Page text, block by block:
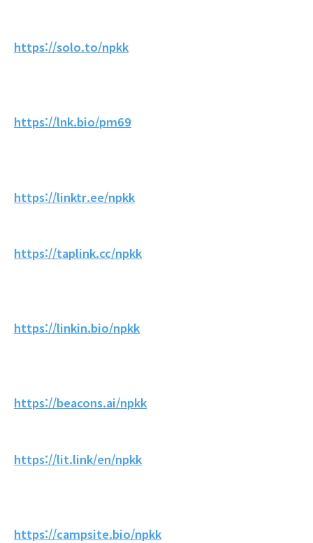
https://solo.to/npkk
https://lnk.bio/pm69
https://linktr.ee/npkk
https://taplink.cc/npkk
https://linkin.bio/npkk
https://beacons.ai/npkk
https://lit.link/en/npkk
https://campsite.bio/npkk